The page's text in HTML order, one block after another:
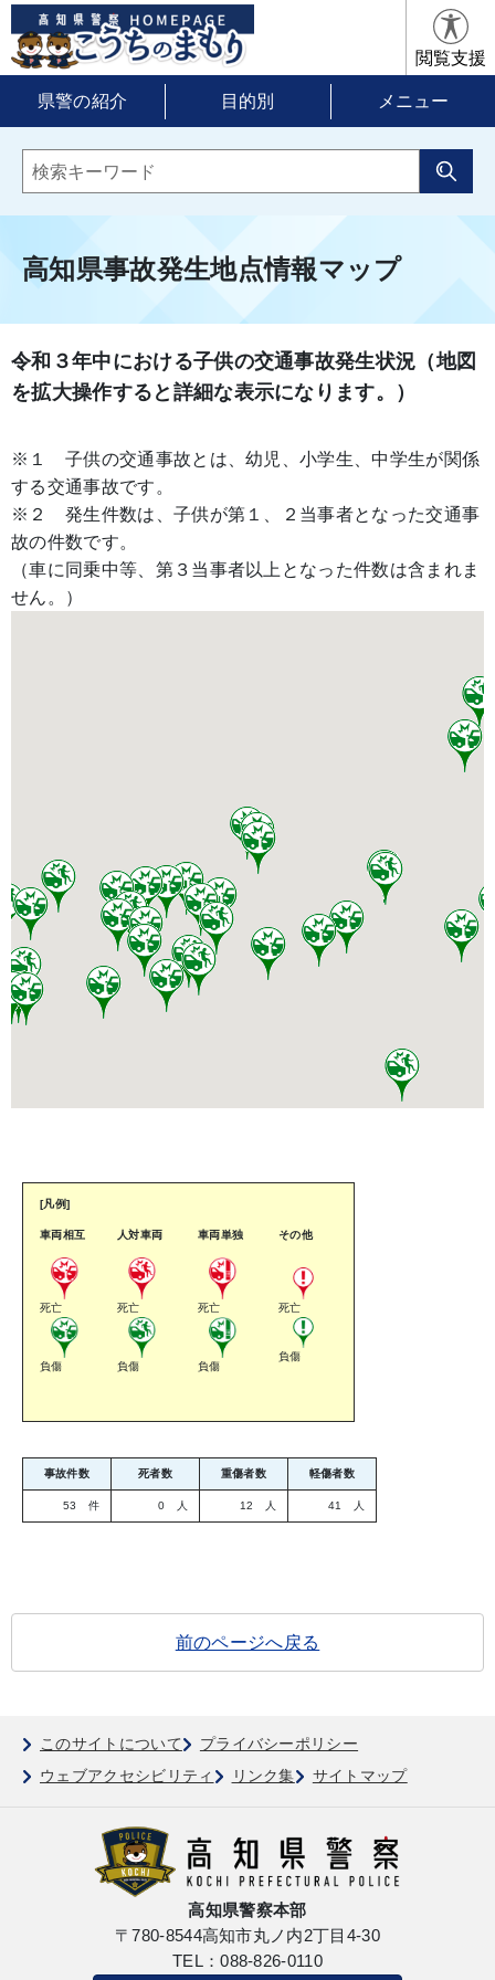
閲覧支援
県警の紹介 目的別 メニュー
高知県事故発生地点情報マップ
令和３年中における子供の交通事故発生状況（地図
を拡大操作すると詳細な表示になります。）
※１ 子供の交通事故とは、幼児、小学生、中学生が関係
する交通事故です。
※２ 発生件数は、子供が第１、２当事者となった交通事
故の件数です。
（車に同乗中等、第３当事者以上となった件数は含まれま
せん。）
[凡例]
車両相互 人対車両 車両単独 その他
死亡
負傷
死亡
負傷
死亡
負傷
死亡
負傷
事故件数 死者数 重傷者数 軽傷者数
53 件 0 人 12 人 41 人
前のページへ戻る
このサイトについて
プライバシーポリシー
ウェブアクセシビリティ
リンク集 サイトマップ
高知県警察本部
〒780-8544高知市丸ノ内2丁目4-30
TEL：088-826-0110